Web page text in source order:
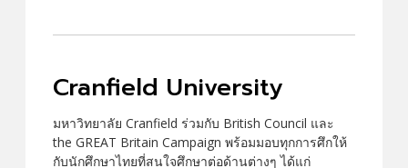
Cranfield University
มหาวิทยาลัย Cranfield ร่วมกับ British Council และ
the GREAT Britain Campaign พร้อมมอบทุกการศึกให้
กับนักศึกษาไทยที่สนใจศึกษาต่อด้านต่างๆ ได้แก่